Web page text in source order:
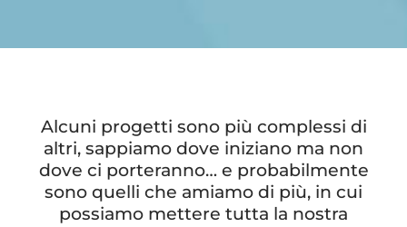
Alcuni progetti sono più complessi di
altri, sappiamo dove iniziano ma non
dove ci porteranno… e probabilmente
sono quelli che amiamo di più, in cui
possiamo mettere tutta la nostra